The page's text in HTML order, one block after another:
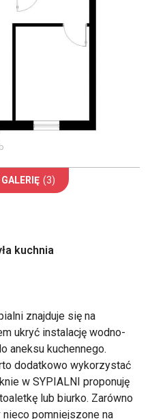
(3)
kuchnia
znajduje się na
ukryć instalację wodno-
aneksu kuchennego.
dodatkowo wykorzystać
w SYPIALNI proponuję
lub biurko. Zarówno
nieco pomniejszone na